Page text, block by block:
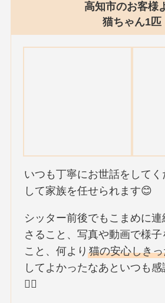
高知市のお客様
猫ちゃん1匹
いつも丁寧にお世話をして
して家族を任せられます😊
シッター前後でもこまめに
さること、写真や動画で様
こと、何より猫の安心しき
してよかったなあといつも
🙇‍♀️